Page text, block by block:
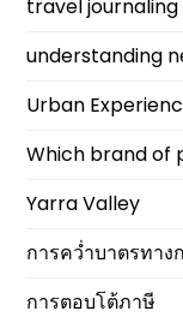
travel journaling
understanding
Urban
Which brand of
Yarra Valley
การคว่ำบาตรทาง
การตอบโต้ภาษี